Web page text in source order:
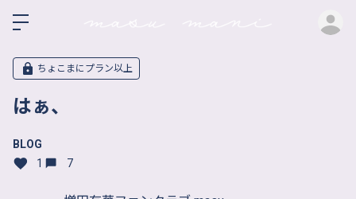
ちょこまにプラン以上
はぁ、
BLOG
1
7